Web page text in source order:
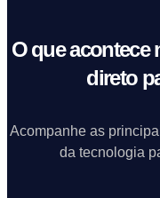
O que acontece
direto
Acompanhe as
da tecnologia